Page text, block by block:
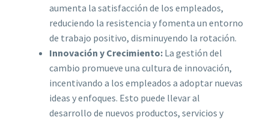
aumenta la satisfacción de los empleados,
reduciendo la resistencia y fomenta un entorno
de trabajo positivo, disminuyendo la rotación.
Innovación y Crecimiento: La gestión del
cambio promueve una cultura de innovación,
incentivando a los empleados a adoptar nuevas
ideas y enfoques. Esto puede llevar al
desarrollo de nuevos productos, servicios y